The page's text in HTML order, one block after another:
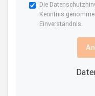
Die
Kenntnis
Einverständnis.